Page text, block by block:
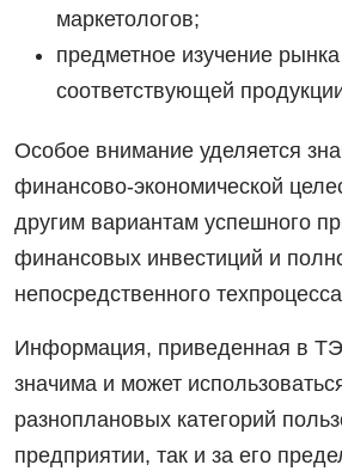
маркетологов;
предметное изучение рынка
соответствующей
Особое внимание уделяется
финансово-экономической
другим вариантам успешного
финансовых инвестиций и
непосредственного
Информация, приведенная в
значима и может
разноплановых категорий
предприятии, так и за его